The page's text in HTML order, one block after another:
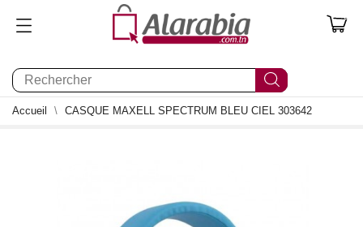
0
Accueil CASQUE MAXELL SPECTRUM BLEU CIEL 303642